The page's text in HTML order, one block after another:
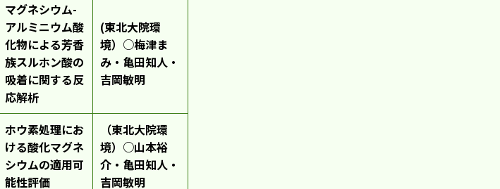
マグネシウム-
アルミニウム酸
化物による芳香
族スルホン酸の
吸着に関する反
応解析
(東北大院環
境）○梅津ま
み・亀田知人・
吉岡敏明
ホウ素処理にお
ける酸化マグネ
シウムの適用可
能性評価
（東北大院環
境）○山本裕
介・亀田知人・
吉岡敏明